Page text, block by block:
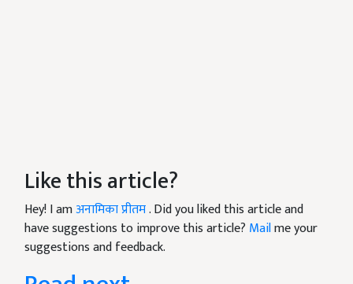
Like this article?
Hey! I amअनामिका प्रीतम. Did you liked this article and
have suggestions to improve this article? Mailme your
suggestions and feedback.